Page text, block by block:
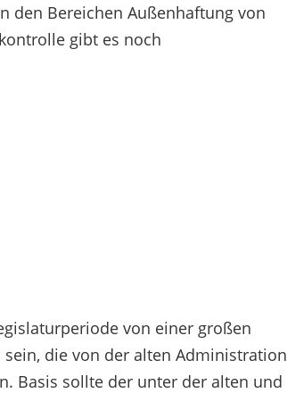
den Bereichen Außenhaftung von
gibt es noch
von einer großen
die von der alten Administration
Basis sollte der unter der alten und